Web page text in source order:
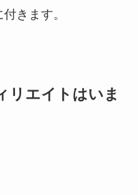
きます。
リエイトはいま